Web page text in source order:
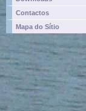
Contactos
Mapa do Sítio